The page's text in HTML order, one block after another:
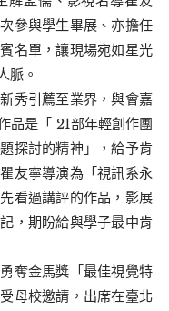
參與學生畢展、亦擔任
名單，讓現場宛如星光
脈。
秀引薦至業界，與會嘉
品是「 21部年輕創作團
探討的精神」，給予肯
友寧導演為「視訊系永
看過講評的作品，影展
，期盼給與學子最中肯
奪金馬獎「最佳視覺特
母校邀請，出席在臺北